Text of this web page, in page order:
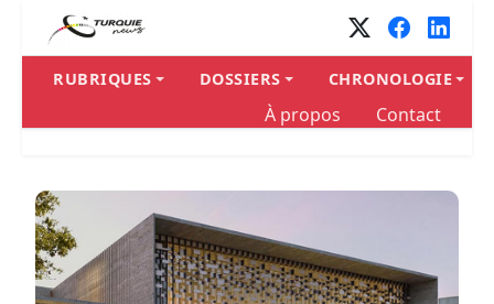
RUBRIQUES DOSSIERS CHRONOLOGIE
À propos Contact